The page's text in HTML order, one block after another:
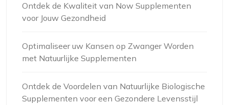
Ontdek de Kwaliteit van Now Supplementen
voor Jouw Gezondheid
Optimaliseer uw Kansen op Zwanger Worden
met Natuurlijke Supplementen
Ontdek de Voordelen van Natuurlijke Biologische
Supplementen voor een Gezondere Levensstijl